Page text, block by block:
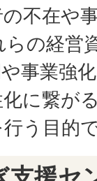
不在や
の経営
事業強
に繋が
う目的